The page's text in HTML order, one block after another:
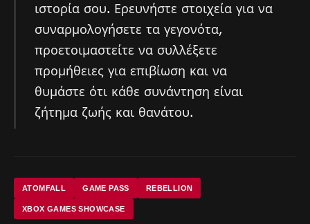
ιστορία σου. Ερευνήστε στοιχεία για να
συναρμολογήσετε τα γεγονότα,
προετοιμαστείτε να συλλέξετε
προμήθειες για επιβίωση και να
θυμάστε ότι κάθε συνάντηση είναι
ζήτημα ζωής και θανάτου.
ATOMFALL GAME PASS REBELLION
XBOX GAMES SHOWCASE